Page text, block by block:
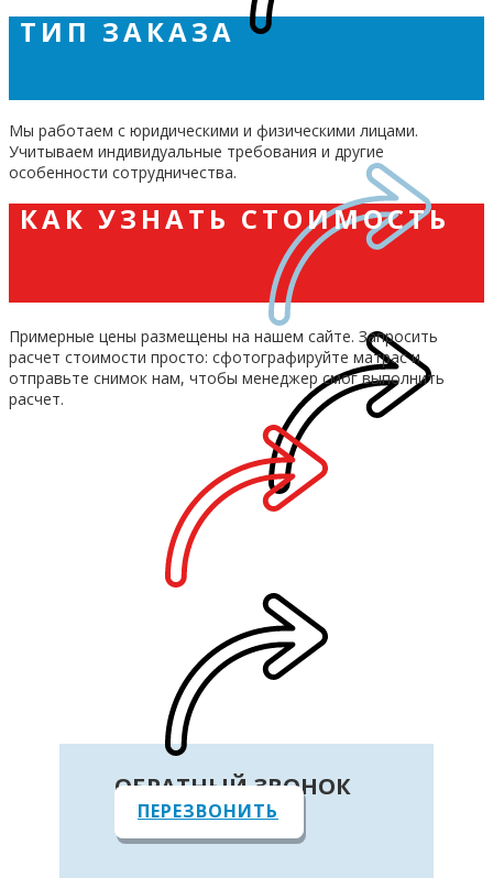
ТИП ЗАКАЗА
Мы работаем с юридическими и физическими лицами.
Учитываем индивидуальные требования и другие
особенности сотрудничества.
КАК УЗНАТЬ СТОИМОСТЬ
Примерные цены размещены на нашем сайте. Запросить
расчет стоимости просто: сфотографируйте матрас и
отправьте снимок нам, чтобы менеджер смог выполнить
расчет.
ОБРАТНЫЙ ЗВОНОК
ПЕРЕЗВОНИТЬ